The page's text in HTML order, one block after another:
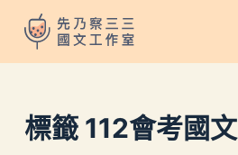
跳
至
主
內
容
標籤112會考國文